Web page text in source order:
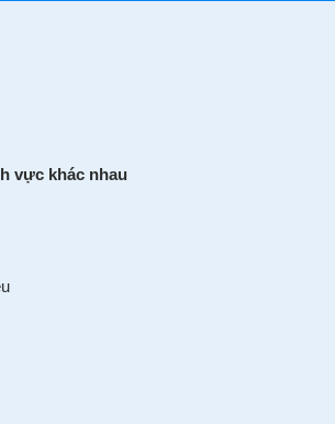
vực khác nhau